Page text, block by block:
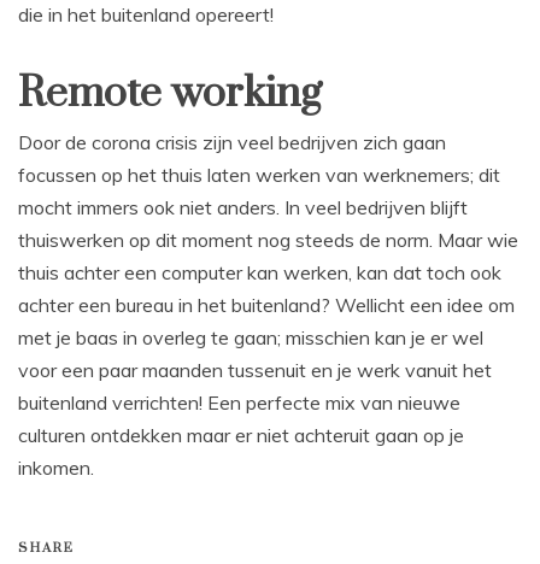
die in het buitenland opereert!
Remote working
Door de corona crisis zijn veel bedrijven zich gaan
focussen op het thuis laten werken van werknemers; dit
mocht immers ook niet anders. In veel bedrijven blijft
thuiswerken op dit moment nog steeds de norm. Maar wie
thuis achter een computer kan werken, kan dat toch ook
achter een bureau in het buitenland? Wellicht een idee om
met je baas in overleg te gaan; misschien kan je er wel
voor een paar maanden tussenuit en je werk vanuit het
buitenland verrichten! Een perfecte mix van nieuwe
culturen ontdekken maar er niet achteruit gaan op je
inkomen.
SHARE